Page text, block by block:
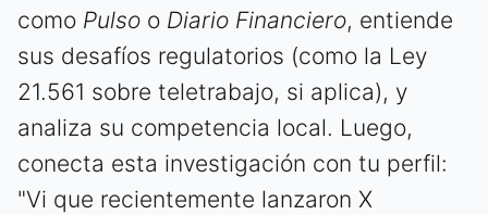
como Pulso o Diario Financiero, entiende
sus desafíos regulatorios (como la Ley
21.561 sobre teletrabajo, si aplica), y
analiza su competencia local. Luego,
conecta esta investigación con tu perfil:
"Vi que recientemente lanzaron X